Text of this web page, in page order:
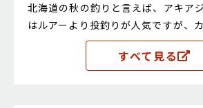
北海道の秋の釣りと言えば、アキア
はルアーより投釣りが人気ですが、
安くても6，7千円する物が大半です
るので、これにしましたが、十分使え
すべて見る